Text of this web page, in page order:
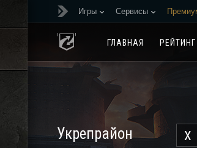
Игры Сервисы
ГЛАВНАЯ РЕЙТИНГ
X
Укрепрайон